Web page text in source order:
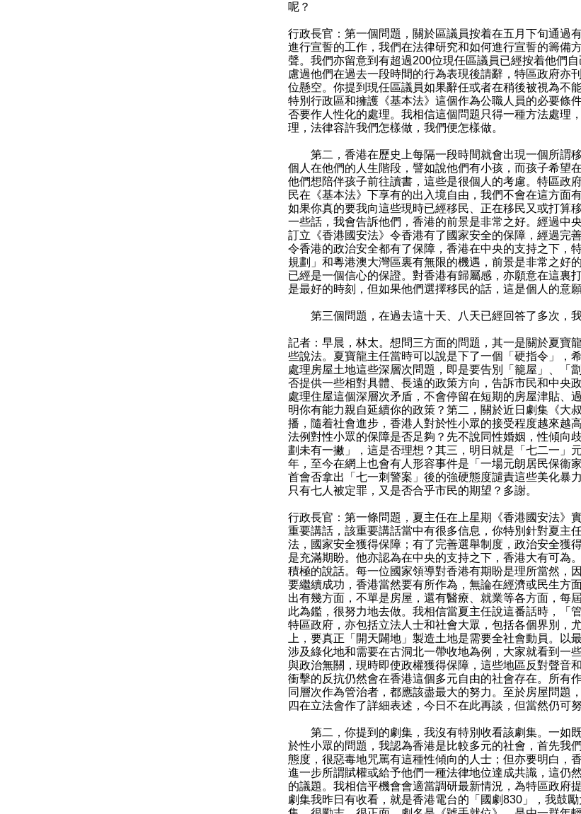
呢？
行政長官：第一個問題，關於區議員按着在五月下旬通過
進行宣誓的工作，我們在法律研究和如何進行宣誓的籌備
聲。我們亦留意到有超過200位現任區議員已經按着他們
慮過他們在過去一段時間的行為表現後請辭，特區政府亦
位懸空。你提到現任區議員如果辭任或者在稍後被視為不
特別行政區和擁護《基本法》這個作為公職人員的必要條
否要作人性化的處理。我相信這個問題只得一種方法處理
理，法律容許我們怎樣做，我們便怎樣做。
第二，香港在歷史上每隔一段時間就會出現一個所謂
個人在他們的人生階段，譬如說他們有小孩，而孩子希望
他們想陪伴孩子前往讀書，這些是很個人的考慮。特區政
民在《基本法》下享有的出入境自由，我們不會在這方面
如果你真的要我向這些現時已經移民、正在移民又或打算
一些話，我會告訴他們，香港的前景是非常之好。經過中
訂立《香港國安法》令香港有了國家安全的保障，經過完
令香港的政治安全都有了保障，香港在中央的支持之下，
規劃」和粵港澳大灣區裏有無限的機遇，前景是非常之好
已經是一個信心的保證。對香港有歸屬感，亦願意在這裏
是最好的時刻，但如果他們選擇移民的話，這是個人的意願
第三個問題，在過去這十天、八天已經回答了多次，我
記者：早晨，林太。想問三方面的問題，其一是關於夏寶
些說法。夏寶龍主任當時可以說是下了一個「硬指令」，
處理房屋土地這些深層次問題，即是要告別「籠屋」、「
否提供一些相對具體、長遠的政策方向，告訴市民和中央
處理住屋這個深層次矛盾，不會停留在短期的房屋津貼、
明你有能力親自延續你的政策？第二，關於近日劇集《大
播，隨着社會進步，香港人對於性小眾的接受程度越來越
法例對性小眾的保障是否足夠？先不說同性婚姻，性傾向
劃未有一撇」，這是否理想？其三，明日就是「七二一」
年，至今在網上也會有人形容事件是「一場元朗居民保衞
首會否拿出「七一刺警案」後的強硬態度譴責這些美化暴
只有七人被定罪，又是否合乎市民的期望？多謝。
行政長官：第一條問題，夏主任在上星期《香港國安法》
重要講話，該重要講話當中有很多信息，你特別針對夏主
法，國家安全獲得保障；有了完善選舉制度，政治安全獲
是充滿期盼。他亦認為在中央的支持之下，香港大有可為
積極的說話。每一位國家領導對香港有期盼是理所當然，
要繼續成功，香港當然要有所作為，無論在經濟或民生方
出有幾方面，不單是房屋，還有醫療、就業等各方面，每
此為鑑，很努力地去做。我相信當夏主任說這番話時，「
特區政府，亦包括立法人士和社會大眾，包括各個界別，
上，要真正「開天闢地」製造土地是需要全社會動員。以
涉及綠化地和需要在古洞北一帶收地為例，大家就看到一
與政治無關，現時即使政權獲得保障，這些地區反對聲音
衝擊的反抗仍然會在香港這個多元自由的社會存在。所有
同層次作為管治者，都應該盡最大的努力。至於房屋問題
四在立法會作了詳細表述，今日不在此再談，但當然仍可努
第二，你提到的劇集，我沒有特別收看該劇集。一如
於性小眾的問題，我認為香港是比較多元的社會，首先我
態度，很惡毒地咒罵有這種性傾向的人士；但亦要明白，
進一步所謂賦權或給予他們一種法律地位達成共識，這仍
的議題。我相信平機會會適當調研最新情況，為特區政府
劇集我昨日有收看，就是香港電台的「國劇830」，我鼓勵